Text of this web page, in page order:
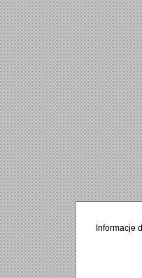
Informacje